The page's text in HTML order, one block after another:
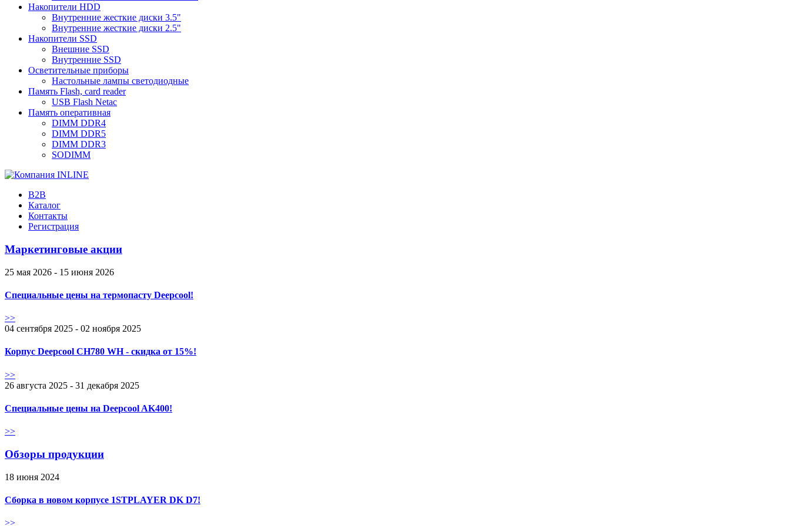
Накопители HDD
Внутренние жесткие диски 3.5"
Внутренние жесткие диски 2.5"
Накопители SSD
Внешние SSD
Внутренние SSD
Осветительные приборы
Настольные лампы светодиодные
Память Flash, card reader
USB Flash Netac
Память оперативная
DIMM DDR4
DIMM DDR5
DIMM DDR3
SODIMM
B2B
Каталог
Контакты
Регистрация
Маркетинговые акции
25 мая 2026 - 15 июня 2026
Специальные цены на термопасту Deepcool!
>>
04 сентября 2025 - 02 ноября 2025
Корпус Deepcool CH780 WH - скидка от 15%!
>>
26 августа 2025 - 31 декабря 2025
Специальные цены на Deepcool AK400!
>>
Обзоры продукции
18 июня 2024
Сборка в новом корпусе 1STPLAYER DK D7!
>>